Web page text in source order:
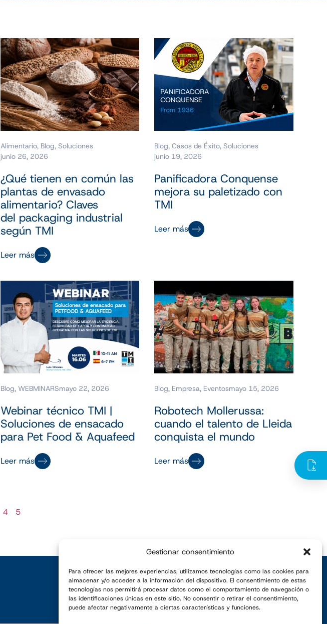
Gestionar consentimiento
Para ofrecer las mejores experiencias, utilizamos tecnologías como las cookies para
almacenar y/o acceder a la información del dispositivo. El consentimiento de estas
tecnologías nos permitirá procesar datos como el comportamiento de navegación o
las identificaciones únicas en este sitio. No consentir o retirar el consentimiento,
puede afectar negativamente a ciertas características y funciones.
Alimentario, Blog, Soluciones
junio 26, 2026
¿Qué tienen en común las
plantas de envasado
alimentario? Claves
del packaging industrial
según TMI
Leer más
Blog,Casos de Éxito,Soluciones
junio 19, 2026
Panificadora Conquense
mejora su paletizado con
TMI
Leer más
Blog, WEBMINARSmayo 22, 2026
Webinar técnico TMI |
Soluciones de ensacado
para Pet Food & Aquafeed
Leer más
Blog, Empresa, Eventosmayo 15, 2026
Robotech Mollerussa:
cuando el talento de Lleida
conquista el mundo
Leer más
4 5
Suscríbete a nuestra newsletter